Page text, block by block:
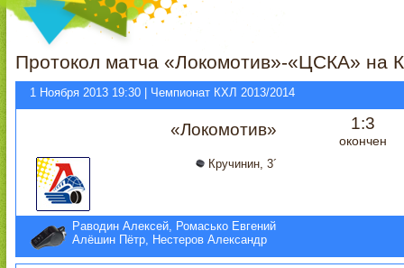
Протокол матча «Локомотив»-«ЦСКА» на
1 Ноября 2013 19:30 | Чемпионат КХЛ 2013/2014
«Локомотив» 1:3
окончен
Кручинин, 3´
Раводин Алексей, Ромасько Евгений
Алёшин Пётр, Нестеров Александр